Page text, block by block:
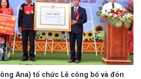
Ana) tổ chức Lễ công bố và đón